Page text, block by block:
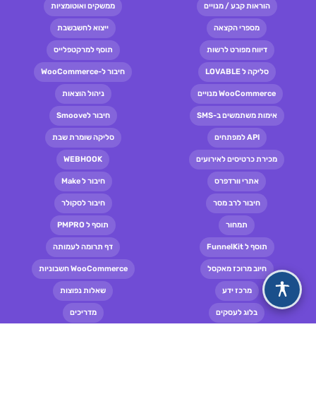
הוראות קבע / מנויים ממשקים ואוטומציות
מספרי הקצאה ייצוא לחשבשבת
דיווח מפורט לרשות תוסף למרקטפלייס
סליקה ל LOVABLE חיבור ל-WooCommerce
WooCommerce מנויים ניהול הוצאות
אימות משתמשים ב-SMS חיבור לSmoove
API למפתחים סליקה שומרת שבת
מכירת כרטיסים לאירועים WEBHOOK
אתרי וורדפרס חיבור ל Make
חיבור לרב מסר חיבור לסקולר
תמחור תוסף ל PMPRO
תוסף ל FunnelKit דף תרומה לעמותה
חיוב מרוכז מאקסל WooCommerce חשבוניות
מרכז ידע שאלות נפוצות
בלוג לעסקים מדריכים